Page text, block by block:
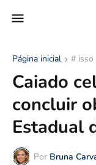
Página inicial # isso
Caiado
concluir
Estadual
Por Bruna